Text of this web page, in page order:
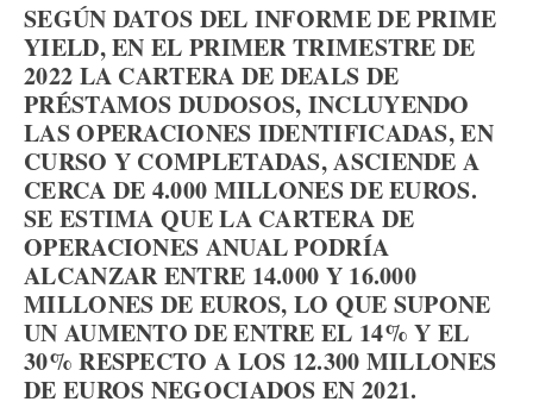
SEGÚN DATOS DEL INFORME DE PRIME
YIELD, EN EL PRIMER TRIMESTRE DE
2022 LA CARTERA DE DEALS DE
PRÉSTAMOS DUDOSOS, INCLUYENDO
LAS OPERACIONES IDENTIFICADAS, EN
CURSO Y COMPLETADAS, ASCIENDE A
CERCA DE 4.000 MILLONES DE EUROS.
SE ESTIMA QUE LA CARTERA DE
OPERACIONES ANUAL PODRÍA
ALCANZAR ENTRE 14.000 Y 16.000
MILLONES DE EUROS, LO QUE SUPONE
UN AUMENTO DE ENTRE EL 14% Y EL
30% RESPECTO A LOS 12.300 MILLONES
DE EUROS NEGOCIADOS EN 2021.